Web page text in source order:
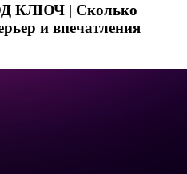
КЛЮЧ | Сколько
и впечатления